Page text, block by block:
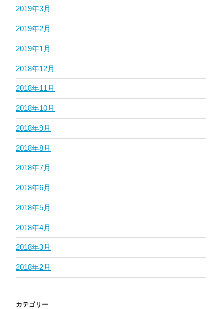
2019年3月
2019年2月
2019年1月
2018年12月
2018年11月
2018年10月
2018年9月
2018年8月
2018年7月
2018年6月
2018年5月
2018年4月
2018年3月
2018年2月
カテゴリー